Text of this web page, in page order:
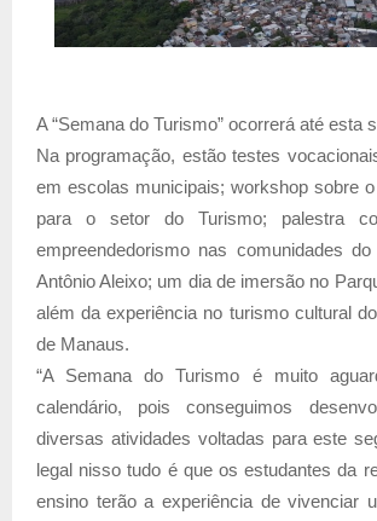
A “Semana do Turismo” ocorrerá até esta
Na programação, estão testes
em escolas municipais; workshop sobre
para o setor do Turismo; palestra
empreendedorismo nas comunidades
Antônio Aleixo; um dia de imersão no
além da experiência no turismo cultural
de Manaus.
“A Semana do Turismo é muito
calendário, pois conseguimos
diversas atividades voltadas para este
legal nisso tudo é que os estudantes da
ensino terão a experiência de vivenciar